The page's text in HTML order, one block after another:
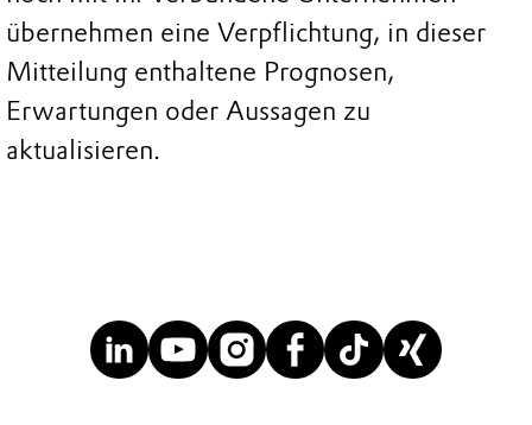
übernehmen eine Verpflichtung, in dieser
Mitteilung enthaltene Prognosen,
Erwartungen oder Aussagen zu
aktualisieren.